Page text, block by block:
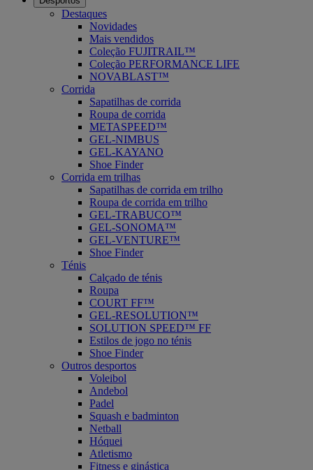
Destaques
Novidades
Mais vendidos
Coleção FUJITRAIL™
Coleção PERFORMANCE LIFE
NOVABLAST™
Corrida
Sapatilhas de corrida
Roupa de corrida
METASPEED™
GEL-NIMBUS
GEL-KAYANO
Shoe Finder
Corrida em trilhas
Sapatilhas de corrida em trilho
Roupa de corrida em trilho
GEL-TRABUCO™
GEL-SONOMA™
GEL-VENTURE™
Shoe Finder
Ténis
Calçado de ténis
Roupa
COURT FF™
GEL-RESOLUTION™
SOLUTION SPEED™ FF
Estilos de jogo no ténis
Shoe Finder
Outros desportos
Voleibol
Andebol
Padel
Squash e badminton
Netball
Hóquei
Atletismo
Fitness e ginástica